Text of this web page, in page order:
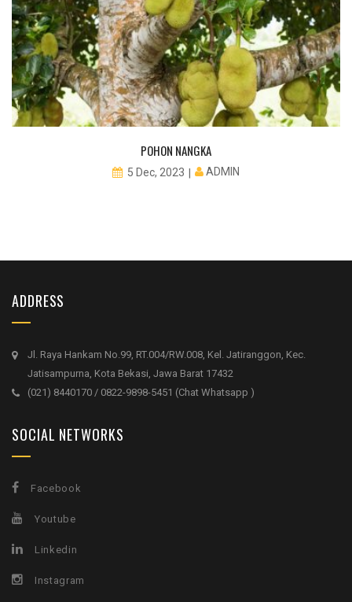
POHON NANGKA
5 Dec, 2023 ADMIN
ADDRESS
Jl. Raya Hankam No.99, RT.004/RW.008, Kel. Jatiranggon, Kec.
Jatisampurna, Kota Bekasi, Jawa Barat 17432
(021) 8440170 / 0822-9898-5451 (Chat Whatsapp )
SOCIAL NETWORKS
Facebook
Youtube
Linkedin
Instagram